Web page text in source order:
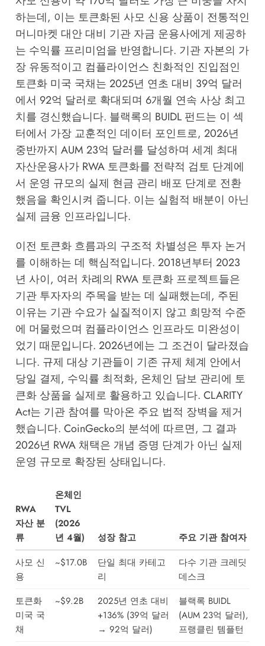
하는데, 이는 토큰화된 사모 신용 상품이 전통적인
머니마켓 대안 대비 기관 자금 운용사에게 제공하
는 수익률 프리미엄을 반영합니다. 기관 자본의 가
장 유동적이고 컴플라이언스 친화적인 진입점인
토큰화 미국 국채는 2025년 연초 대비 39억 달러
에서 92억 달러로 확대되며 6개월 연속 사상 최고
치를 경신했습니다. 블랙록의 BUIDL 펀드는 이 섹
터에서 가장 교훈적인 데이터 포인트로, 2026년
중반까지 AUM 23억 달러를 달성하며 세계 최대
자산운용사가 RWA 토큰화를 전략적 검토 단계에
서 운영 규모의 실제 현금 관리 배포 단계로 전환
했음을 확인시켜 줍니다. 이는 실험적 배분이 아닌
실제 금융 인프라입니다.
이전 토큰화 흐름과의 구조적 차별성은 투자 논거
를 이해하는 데 핵심적입니다. 2018년부터 2023
년 사이, 여러 차례의 RWA 토큰화 프로젝트들은
기관 투자자의 주목을 받는 데 실패했는데, 주된
이유는 기관 수요가 실질적이지 않고 희망적 수준
에 머물렀으며 컴플라이언스 인프라도 미완성이
었기 때문입니다. 2026년에는 그 조건이 달라졌습
니다. 규제 대상 기관들이 기존 규제 체계 안에서
당일 결제, 수익률 최적화, 온체인 담보 관리에 토
큰화 상품을 실제로 활용하고 있습니다. CLARITY
Act는 기관 참여를 막아온 주요 법적 장벽을 제거
했습니다. CoinGecko의 분석에 따르면, 그 결과
2026년 RWA 채택은 개념 증명 단계가 아닌 실제
운영 규모로 확장된 상태입니다.
RWA
자산 분
류
온체인
TVL
(2026
년 4월)
성장 참고
주요 기관 참여자
사모 신
용
~$17.0B
단일 최대 카테고
리
다수 기관 크레딧
데스크
토큰화
미국 국
채
~$9.2B
2025년 연초 대비
+136% (39억 달러
→ 92억 달러)
블랙록 BUIDL
(AUM 23억 달러),
프랭클린 템플턴